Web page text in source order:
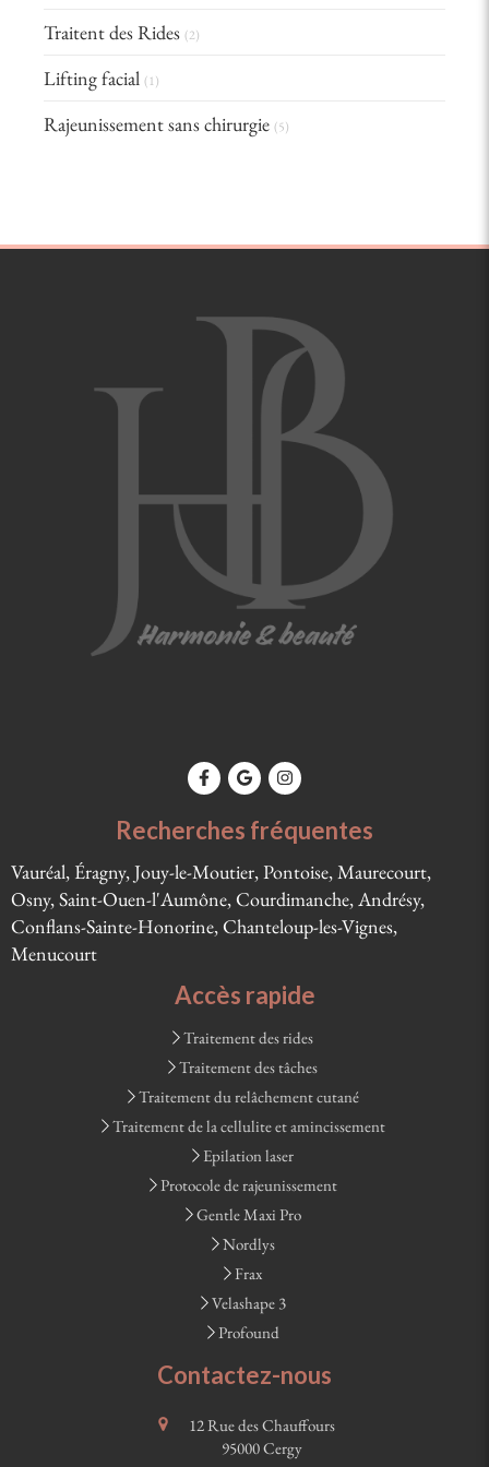
Traitent des Rides (2)
Lifting facial (1)
Rajeunissement sans chirurgie (5)
Recherches fréquentes
Vauréal, Éragny, Jouy-le-Moutier, Pontoise, Maurecourt,
Osny, Saint-Ouen-l'Aumône, Courdimanche, Andrésy,
Conflans-Sainte-Honorine, Chanteloup-les-Vignes,
Menucourt
Accès rapide
Traitement des rides
Traitement des tâches
Traitement du relâchement cutané
Traitement de la cellulite et amincissement
Epilation laser
Protocole de rajeunissement
Gentle Maxi Pro
Nordlys
Frax
Velashape 3
Profound
Contactez-nous
12 Rue des Chauffours
95000Cergy